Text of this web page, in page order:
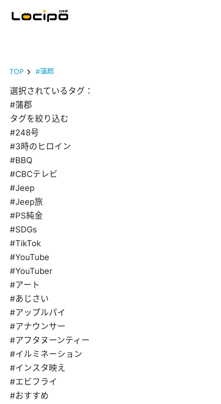
TOP #蒲郡
選択されているタグ：
#蒲郡
タグを絞り込む
#248号
#3時のヒロイン
#BBQ
#CBCテレビ
#Jeep
#Jeep旅
#PS純金
#SDGs
#TikTok
#YouTube
#YouTuber
#アート
#あじさい
#アップルパイ
#アナウンサー
#アフタヌーンティー
#イルミネーション
#インスタ映え
#エビフライ
#おすすめ